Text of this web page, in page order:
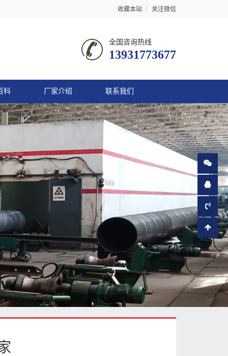
收藏本站 关注微信
全国咨询热线
13931773677
科 厂家介绍 联系我们